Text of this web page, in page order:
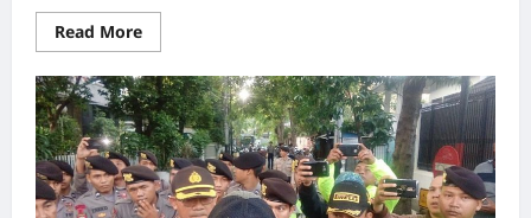
Read MoreRead
more
Polisi
Blokade
Seminar
1965/1966,
Panitia:
Ini
Pembungkaman